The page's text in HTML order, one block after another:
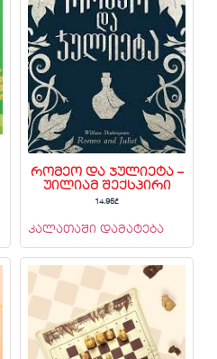
რომეო და ჯულიეტა –
უილიამ შექსპირი
14.95₾
კალათაში დამატება